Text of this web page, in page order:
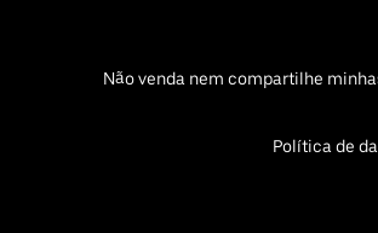
Não venda nem compartilhe
Política de